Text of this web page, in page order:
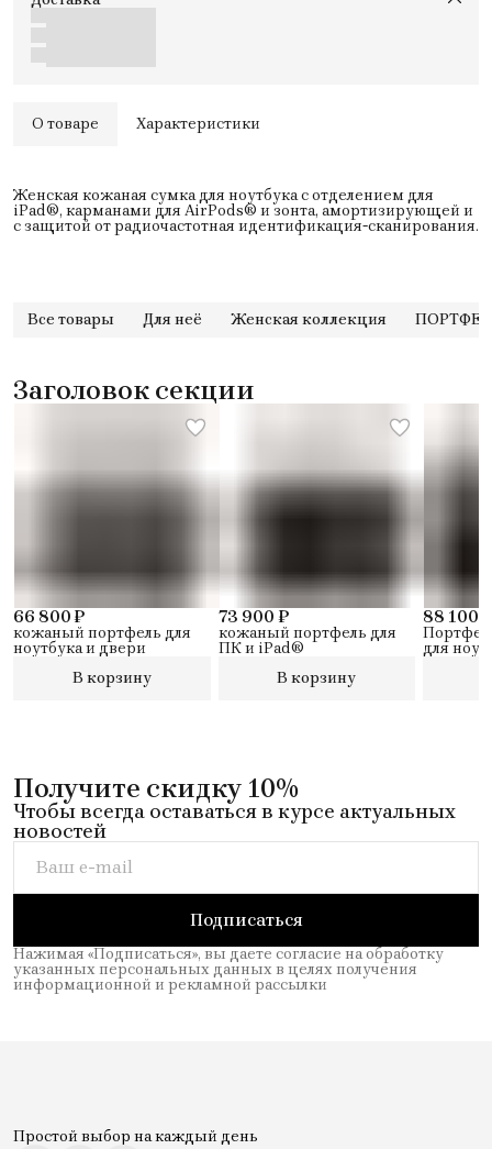
О товаре Характеристики
Женская кожаная сумка для ноутбука с отделением для
iPad®, карманами для AirPods® и зонта, амортизирующей и
с защитой от радиочастотная идентификация-сканирования.
Все товары Для неё Женская коллекция
Заголовок секции
66 800 ₽
кожаный портфель для
ноутбука и двери
В корзину
73 900 ₽
кожаный портфель для
ПК и iPad®
В корзину
88 100 ₽
для
Получите скидку 10%
Чтобы всегда оставаться в курсе актуальных
новостей
Подписаться
Нажимая «Подписаться», вы даете согласие на обработку
указанных персональных данных в целях получения
информационной и рекламной рассылки
Простой выбор на каждый день